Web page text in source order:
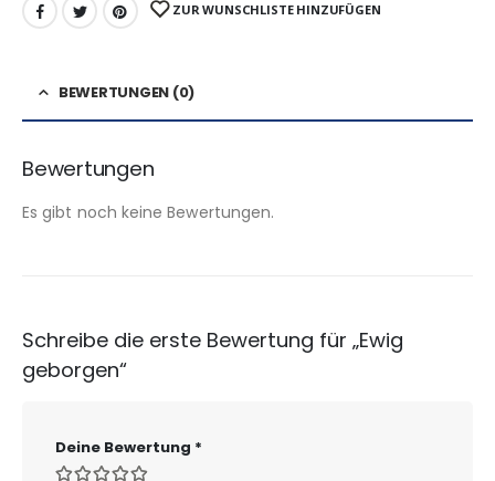
ZUR WUNSCHLISTE HINZUFÜGEN
BEWERTUNGEN (0)
Bewertungen
Es gibt noch keine Bewertungen.
Schreibe die erste Bewertung für „Ewig
geborgen“
Deine Bewertung *